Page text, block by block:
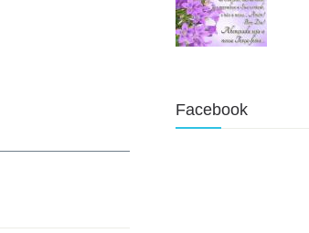
Facebook